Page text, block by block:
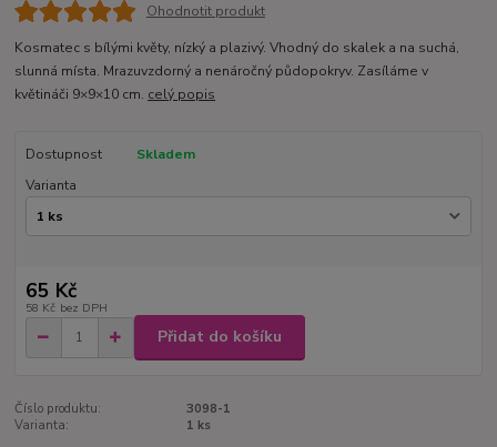
Ohodnotit produkt
Kosmatec s bílými květy, nízký a plazivý. Vhodný do skalek a na suchá,
slunná místa. Mrazuvzdorný a nenáročný půdopokryv. Zasíláme v
květináči 9×9×10 cm. celý popis
Dostupnost
Skladem
Varianta
65 Kč
58 Kč bez DPH
Přidat do košíku
Číslo produktu:
3098-1
Varianta:
1 ks